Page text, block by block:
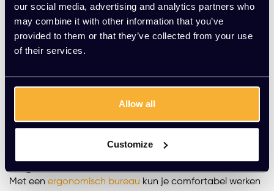
our social media, advertising and analytics partners who
may combine it with other information that you’ve
provided to them or that they’ve collected from your use
of their services.
Allow all
Customize
voor jou.
Verschillende soorten bureaus
Bij Kato Kantoorinrichting hebben we een uitgebreid
Je kunt bij ons zit sta bureaus kopen, maar ook speciale
een korte samenvatting van elk type bureau. Neem
vrijblijvend contact op met onze klantenservice voor
Ergonomisch bureau
Met een ergonomisch bureau kun je comfortabel werken